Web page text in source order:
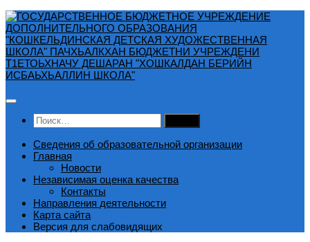
Перейти
к
содержимому
Найти:
Сведения об образовательной организации
Главная
Новости
Независимая оценка качества
Контакты
Направления деятельности
Карта сайта
Версия для слабовидящих